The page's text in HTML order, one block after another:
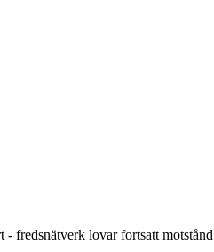
- fredsnätverk lovar fortsatt motstånd